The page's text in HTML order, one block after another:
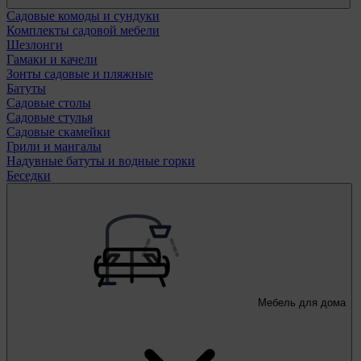
Садовые комоды и сундуки
Комплекты садовой мебели
Шезлонги
Гамаки и качели
Зонты садовые и пляжные
Батуты
Садовые столы
Садовые стулья
Садовые скамейки
Грили и мангалы
Надувные батуты и водные горки
Беседки
Мебель для дома